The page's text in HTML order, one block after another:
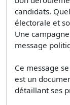
candidats.
électorale et
Une
message
Ce message
est un
détaillant ses